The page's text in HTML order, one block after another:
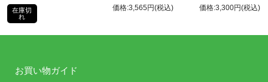
◆DVD(約90分)
在庫切
れ
価格:3,565円(税込) 価格:3,300円(税込)
お買い物ガイド